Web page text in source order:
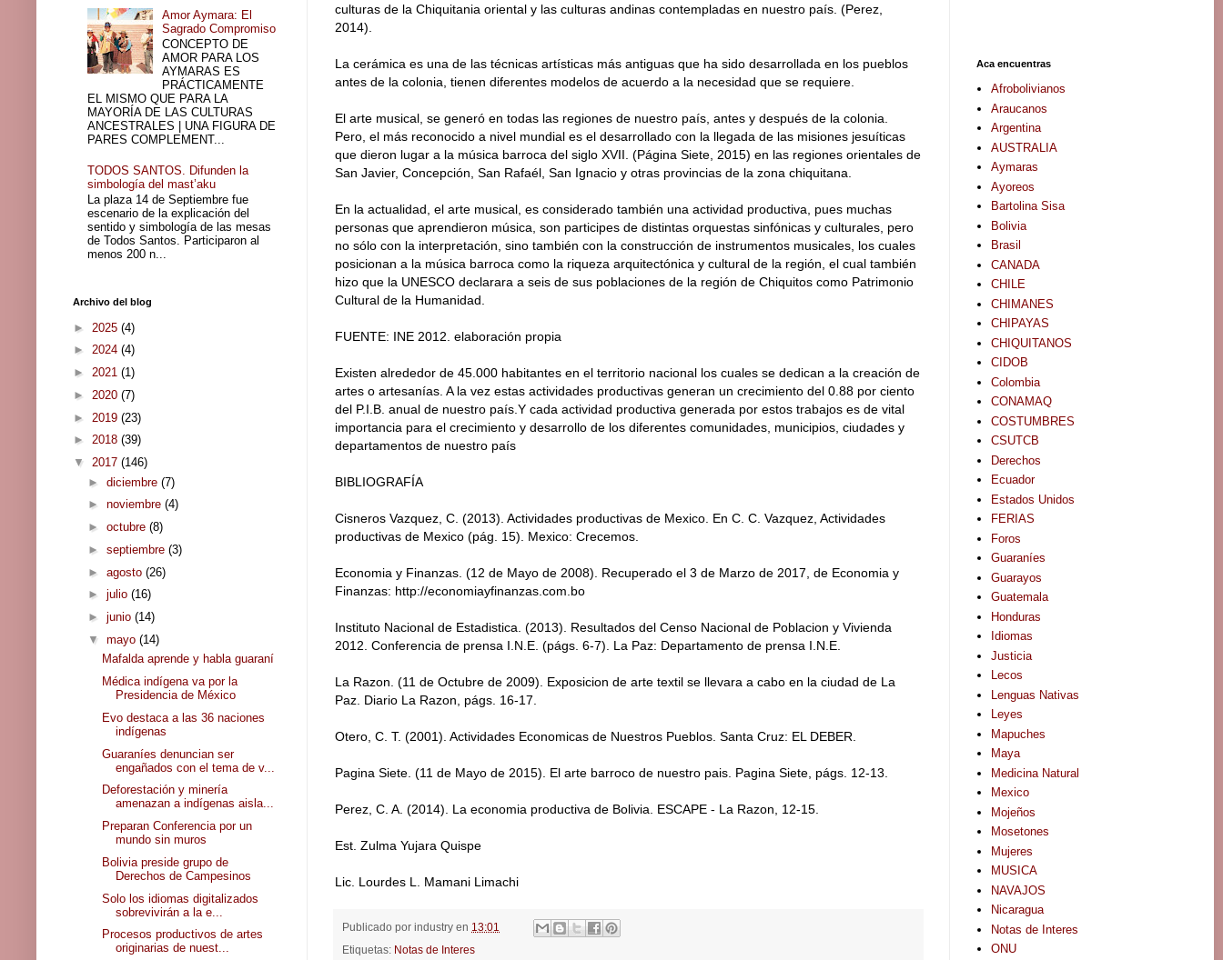
culturas de la Chiquitania oriental y las culturas andinas contempladas en nuestro país. (Perez,
2014).
La cerámica es una de las técnicas artísticas más antiguas que ha sido desarrollada en los pueblos
antes de la colonia, tienen diferentes modelos de acuerdo a la necesidad que se requiere.
El arte musical, se generó en todas las regiones de nuestro país, antes y después de la colonia.
Pero, el más reconocido a nivel mundial es el desarrollado con la llegada de las misiones jesuíticas
que dieron lugar a la música barroca del siglo XVII. (Página Siete, 2015) en las regiones orientales de
San Javier, Concepción, San Rafaél, San Ignacio y otras provincias de la zona chiquitana.
En la actualidad, el arte musical, es considerado también una actividad productiva, pues muchas
personas que aprendieron música, son participes de distintas orquestas sinfónicas y culturales, pero
no sólo con la interpretación, sino también con la construcción de instrumentos musicales, los cuales
posicionan a la música barroca como la riqueza arquitectónica y cultural de la región, el cual también
hizo que la UNESCO declarara a seis de sus poblaciones de la región de Chiquitos como Patrimonio
Cultural de la Humanidad.
FUENTE: INE 2012. elaboración propia
Existen alrededor de 45.000 habitantes en el territorio nacional los cuales se dedican a la creación de
artes o artesanías. A la vez estas actividades productivas generan un crecimiento del 0.88 por ciento
del P.I.B. anual de nuestro país.Y cada actividad productiva generada por estos trabajos es de vital
importancia para el crecimiento y desarrollo de los diferentes comunidades, municipios, ciudades y
departamentos de nuestro país
BIBLIOGRAFÍA
Cisneros Vazquez, C. (2013). Actividades productivas de Mexico. En C. C. Vazquez, Actividades
productivas de Mexico (pág. 15). Mexico: Crecemos.
Economia y Finanzas. (12 de Mayo de 2008). Recuperado el 3 de Marzo de 2017, de Economia y
Finanzas: http://economiayfinanzas.com.bo
Instituto Nacional de Estadistica. (2013). Resultados del Censo Nacional de Poblacion y Vivienda
2012. Conferencia de prensa I.N.E. (págs. 6-7). La Paz: Departamento de prensa I.N.E.
La Razon. (11 de Octubre de 2009). Exposicion de arte textil se llevara a cabo en la ciudad de La
Paz. Diario La Razon, págs. 16-17.
Otero, C. T. (2001). Actividades Economicas de Nuestros Pueblos. Santa Cruz: EL DEBER.
Pagina Siete. (11 de Mayo de 2015). El arte barroco de nuestro pais. Pagina Siete, págs. 12-13.
Perez, C. A. (2014). La economia productiva de Bolivia. ESCAPE - La Razon, 12-15.
Est. Zulma Yujara Quispe
Lic. Lourdes L. Mamani Limachi
Publicado por industry en 13:01
Etiquetas: Notas de Interes
Amor Aymara: El
Sagrado Compromiso
CONCEPTO DE
AMOR PARA LOS
AYMARAS ES
PRÁCTICAMENTE
EL MISMO QUE PARA LA
MAYORÍA DE LAS CULTURAS
ANCESTRALES | UNA FIGURA DE
PARES COMPLEMENT...
TODOS SANTOS. Difunden la
simbología del mast’aku
La plaza 14 de Septiembre fue
escenario de la explicación del
sentido y simbología de las mesas
de Todos Santos. Participaron al
menos 200 n...
Archivo del blog
► 2025 (4)
► 2024 (4)
► 2021 (1)
► 2020 (7)
► 2019 (23)
► 2018 (39)
▼ 2017 (146)
► diciembre (7)
► noviembre (4)
► octubre (8)
► septiembre (3)
► agosto (26)
► julio (16)
► junio (14)
▼ mayo (14)
Mafalda aprende y habla guaraní
Médica indígena va por la
Presidencia de México
Evo destaca a las 36 naciones
indígenas
Guaraníes denuncian ser
engañados con el tema de v...
Deforestación y minería
amenazan a indígenas aisla...
Preparan Conferencia por un
mundo sin muros
Bolivia preside grupo de
Derechos de Campesinos
Solo los idiomas digitalizados
sobrevivirán a la e...
Procesos productivos de artes
originarias de nuest...
Aca encuentras
Afrobolivianos
Araucanos
Argentina
AUSTRALIA
Aymaras
Ayoreos
Bartolina Sisa
Bolivia
Brasil
CANADA
CHILE
CHIMANES
CHIPAYAS
CHIQUITANOS
CIDOB
Colombia
CONAMAQ
COSTUMBRES
CSUTCB
Derechos
Ecuador
Estados Unidos
FERIAS
Foros
Guaraníes
Guarayos
Guatemala
Honduras
Idiomas
Justicia
Lecos
Lenguas Nativas
Leyes
Mapuches
Maya
Medicina Natural
Mexico
Mojeños
Mosetones
Mujeres
MUSICA
NAVAJOS
Nicaragua
Notas de Interes
ONU